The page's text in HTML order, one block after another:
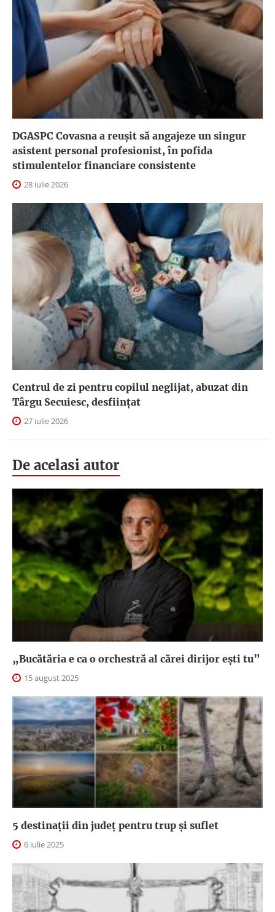
DGASPC Covasna a reuşit să angajeze un singur
asistent personal profesionist, în pofida
stimulentelor financiare consistente
28 iulie 2026
Centrul de zi pentru copilul neglijat, abuzat din
Târgu Secuiesc, desfiinţat
27 iulie 2026
De acelasi autor
„Bucătăria e ca o orchestră al cărei dirijor ești tu”
15 august 2025
5 destinații din județ pentru trup și suflet
6 iulie 2025